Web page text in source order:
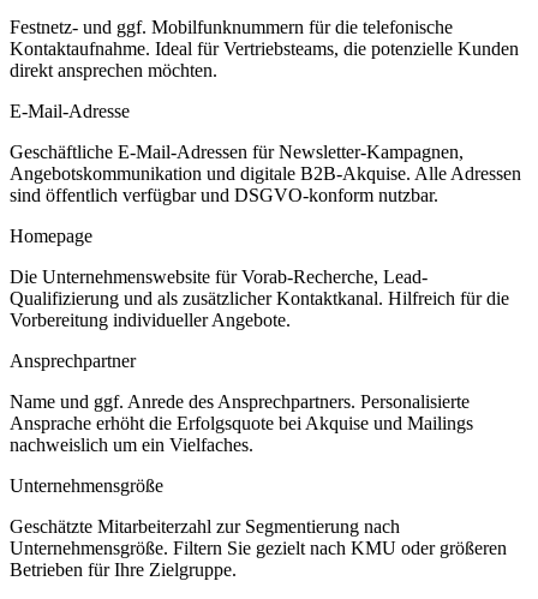
Festnetz- und ggf. Mobilfunknummern für die telefonische
Kontaktaufnahme. Ideal für Vertriebsteams, die potenzielle Kunden
direkt ansprechen möchten.
E-Mail-Adresse
Geschäftliche E-Mail-Adressen für Newsletter-Kampagnen,
Angebotskommunikation und digitale B2B-Akquise. Alle Adressen
sind öffentlich verfügbar und DSGVO-konform nutzbar.
Homepage
Die Unternehmenswebsite für Vorab-Recherche, Lead-
Qualifizierung und als zusätzlicher Kontaktkanal. Hilfreich für die
Vorbereitung individueller Angebote.
Ansprechpartner
Name und ggf. Anrede des Ansprechpartners. Personalisierte
Ansprache erhöht die Erfolgsquote bei Akquise und Mailings
nachweislich um ein Vielfaches.
Unternehmensgröße
Geschätzte Mitarbeiterzahl zur Segmentierung nach
Unternehmensgröße. Filtern Sie gezielt nach KMU oder größeren
Betrieben für Ihre Zielgruppe.